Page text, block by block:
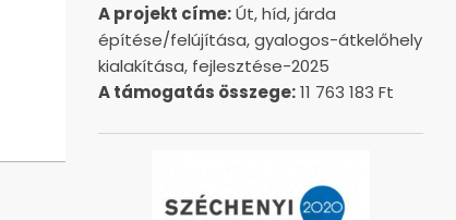
A projekt címe:Út, híd, járda
építése/felújítása, gyalogos-átkelőhely
kialakítása, fejlesztése-2025
A támogatás összege:11 763 183 Ft